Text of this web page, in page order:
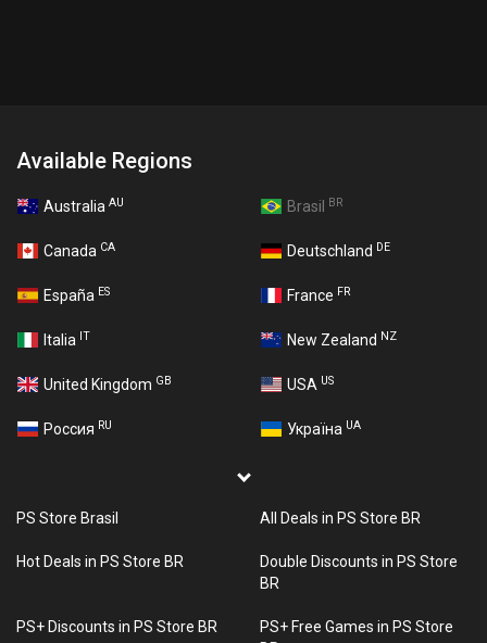
Available Regions
Australia AU Brasil BR
Canada CA Deutschland DE
España ES France FR
Italia IT New Zealand NZ
United Kingdom GB USA US
Россия RU Україна UA
PS Store Brasil All Deals in PS Store BR
Hot Deals in PS Store BR
Double Discounts in PS Store
BR
PS+ Discounts in PS Store BR
PS+ Free Games in PS Store